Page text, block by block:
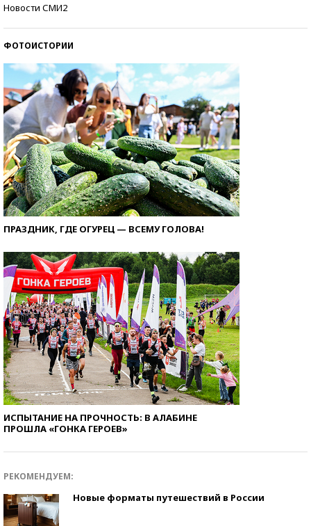
Новости СМИ2
ФОТОИСТОРИИ
ПРАЗДНИК, ГДЕ ОГУРЕЦ — ВСЕМУ ГОЛОВА!
ИСПЫТАНИЕ НА ПРОЧНОСТЬ: В АЛАБИНЕ
ПРОШЛА «ГОНКА ГЕРОЕВ»
РЕКОМЕНДУЕМ:
Новые форматы путешествий в России